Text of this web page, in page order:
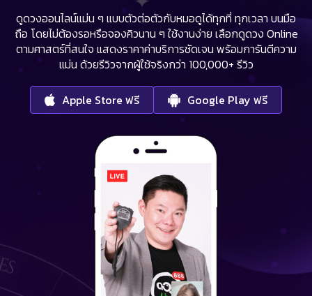
ดูดวงออนไลน์แม่น ๆ แบบตัวต่อตัวกับหมอดูได้ทุกที่ ทุกเวลา บนมือ
ถือ โดยไม่ต้องรอหรือจองคิวนาน ๆ ใช้งานง่าย เลือกดูดวง Online
ตามศาสตร์ที่สนใจ แสดงราคาค่าบริการชัดเจน พร้อมการันตีความ
แม่น ด้วยรีวิวจากผู้ใช้จริงกว่า 100,000+ รีวิว
Apple Store ฟรี Google Play ฟรี